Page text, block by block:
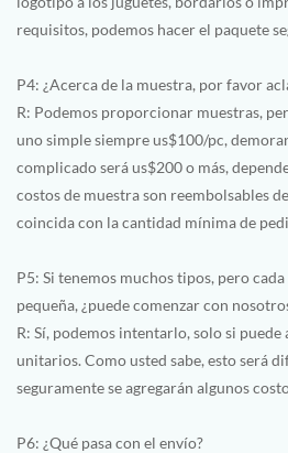
requisitos, podemos hacer el paquete
P4: ¿Acerca de la muestra, por favor
R: Podemos proporcionar muestras,
uno simple siempre us$100/pc,
complicado será us$200 o más,
costos de muestra son reembolsables
coincida con la cantidad mínima de
P5: Si tenemos muchos tipos, pero
pequeña, ¿puede comenzar con
R: Sí, podemos intentarlo, solo si
unitarios. Como usted sabe, esto será
seguramente se agregarán algunos
P6: ¿Qué pasa con el envío?